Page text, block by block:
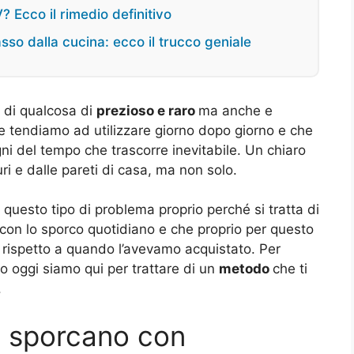
Ecco il rimedio definitivo
dalla cucina: ecco il trucco geniale
qualcosa di prezioso e raro ma anche e
ad utilizzare giorno dopo giorno e che
del tempo che trascorre inevitabile. Un chiaro
e dalle pareti di casa, ma non solo.
tipo di problema proprio perché si tratta di
lo sporco quotidiano e che proprio per questo
a quando l’avevamo acquistato. Per
oggi siamo qui per trattare di un metodo che ti
con